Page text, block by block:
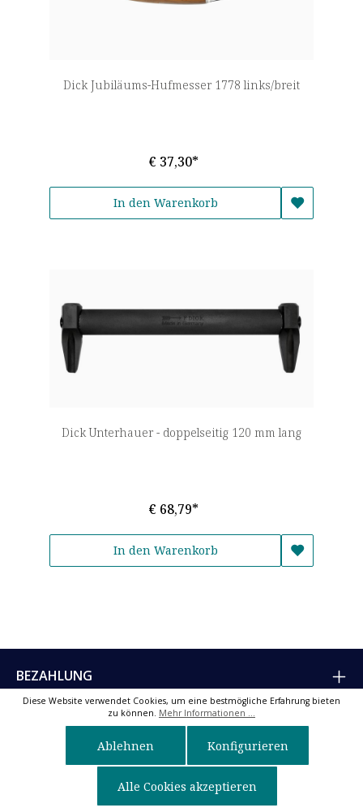
Dick Jubiläums-Hufmesser 1778 links/breit
€ 37,30*
In den Warenkorb
Dick Unterhauer - doppelseitig 120 mm lang
€ 68,79*
In den Warenkorb
BEZAHLUNG
VERSAND & LIEFERZEITEN
RETOUREN & REPARATUREN
SERVICE & KONTAKT
Diese Website verwendet Cookies, um eine bestmögliche Erfahrung bieten
zu können. Mehr Informationen ...
Ablehnen Konfigurieren
Alle Cookies akzeptieren